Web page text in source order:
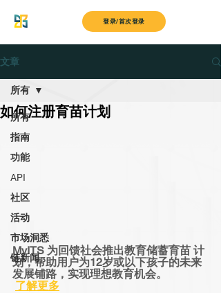
登录/首次登录
文章
所有
指南
功能
API
社区
活动
市场洞悉
链新闻
所有
如何注册育苗计划
MyITS 为回馈社会推出教育储蓄育苗 计
划，帮助用户为12岁或以下孩子的未来
发展铺路，实现理想教育机会。
了解更多